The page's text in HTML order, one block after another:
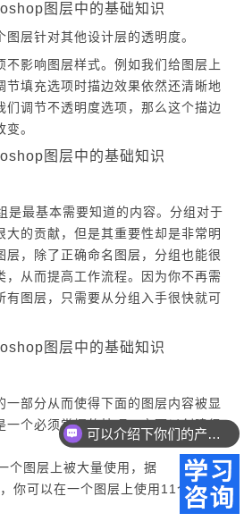
层针对其他设计层的透明度。
不影响图层样式。例如我们给图层上
节填充选项时描边效果依然还清晰地
们调节不透明度选项，那么这个描边
。
最基本需要知道的内容。分组对于
大的贡献，但是其重要性却是非常明
层，除了正确命名图层，分组也能很
，从而提高工作流程。因为你不再需
有图层，只需要从分组入手很快就可
部分从而使得下面的图层内容被显
一个必须掌握的技巧，它可以创建很
个图层上被大量使用，据
你可以在一个图层上使用11个像素